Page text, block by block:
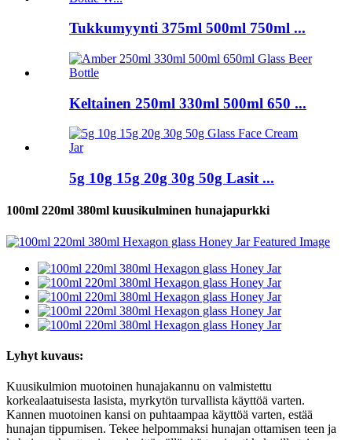
Tukkumyynti 375ml 500ml 750ml ...
Keltainen 250ml 330ml 500ml 650 ...
5g 10g 15g 20g 30g 50g Lasit ...
100ml 220ml 380ml kuusikulminen hunajapurkki
Lyhyt kuvaus:
Kuusikulmion muotoinen hunajakannu on valmistettu
korkealaatuisesta lasista, myrkytön turvallista käyttöä varten.
Kannen muotoinen kansi on puhtaampaa käyttöä varten, estää
hunajan tippumisen. Tekee helpommaksi hunajan ottamisen teen ja